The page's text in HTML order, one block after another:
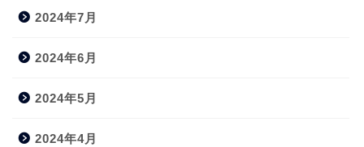
2024年7月
2024年6月
2024年5月
2024年4月